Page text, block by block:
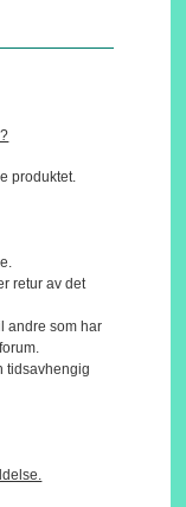
produktet.
retur av det
andre som har
tidsavhengig